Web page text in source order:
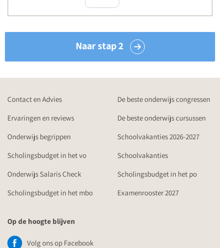
Naar stap 2
Contact en Advies
De beste onderwijs congressen
Ervaringen en reviews
De beste onderwijs cursussen
Onderwijs begrippen
Schoolvakanties 2026-2027
Scholingsbudget in het vo
Schoolvakanties
Onderwijs Salaris Check
Scholingsbudget in het po
Scholingsbudget in het mbo
Examenrooster 2027
Op de hoogte blijven
Volg ons op Facebook